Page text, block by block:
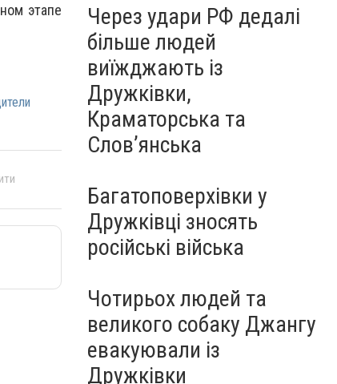
этапе
Через удари РФ дедалі
більше людей
виїжджають із
Дружківки,
Краматорська та
Слов’янська
Багатоповерхівки у
Дружківці зносять
російські війська
Чотирьох людей та
великого собаку Джангу
евакуювали із
Дружківки